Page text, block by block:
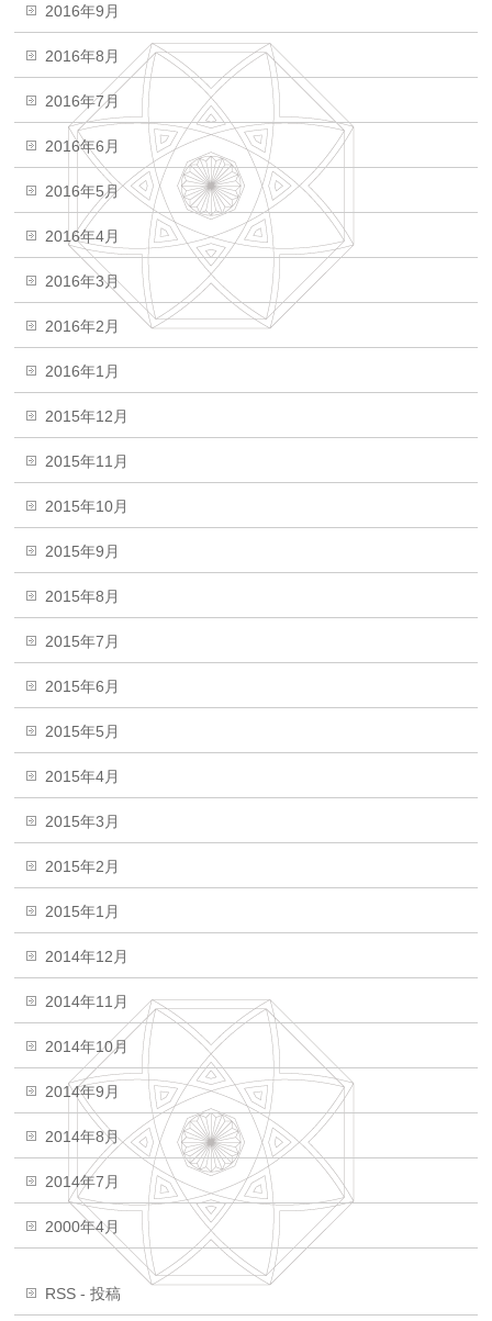
2016年9月
2016年8月
2016年7月
2016年6月
2016年5月
2016年4月
2016年3月
2016年2月
2016年1月
2015年12月
2015年11月
2015年10月
2015年9月
2015年8月
2015年7月
2015年6月
2015年5月
2015年4月
2015年3月
2015年2月
2015年1月
2014年12月
2014年11月
2014年10月
2014年9月
2014年8月
2014年7月
2000年4月
RSS - 投稿